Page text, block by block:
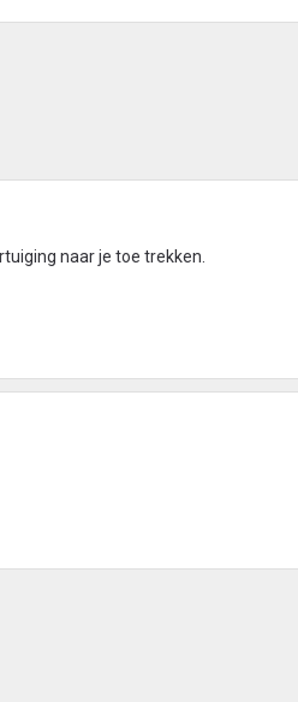
naar je toe trekken.